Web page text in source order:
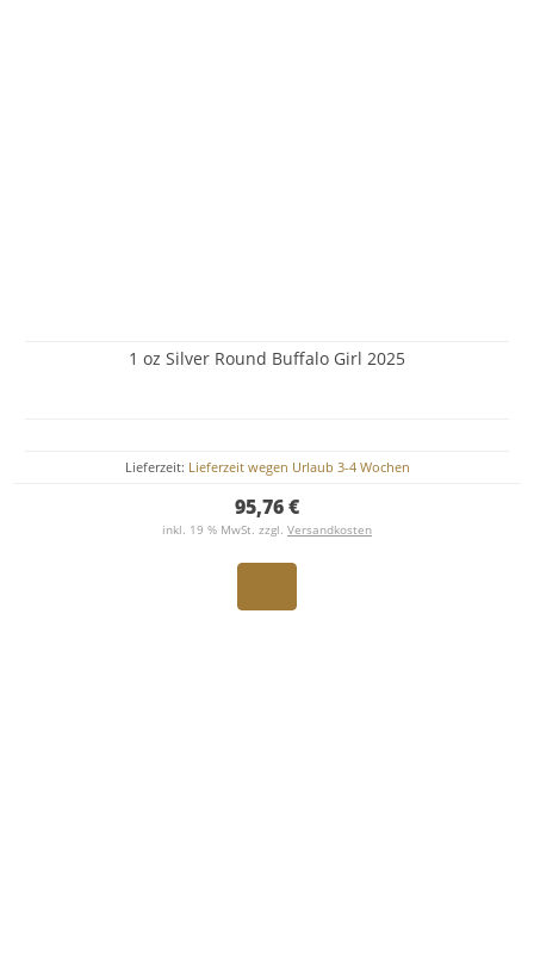
1 oz Silver Round Buffalo Girl 2025
Lieferzeit: Lieferzeit wegen Urlaub 3-4 Wochen
95,76 €
inkl. 19 % MwSt. zzgl. Versandkosten